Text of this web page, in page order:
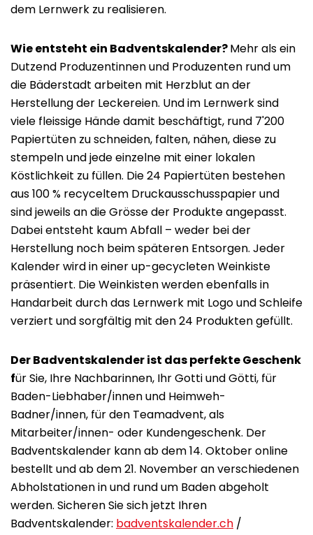
dem Lernwerk zu realisieren.
Wie entsteht ein Badventskalender?Mehr als ein
Dutzend Produzentinnen und Produzenten rund um
die Bäderstadt arbeiten mit Herzblut an der
Herstellung der Leckereien. Und im Lernwerk sind
viele fleissige Hände damit beschäftigt, rund 7'200
Papiertüten zu schneiden, falten, nähen, diese zu
stempeln und jede einzelne mit einer lokalen
Köstlichkeit zu füllen. Die 24 Papiertüten bestehen
aus 100 % recyceltem Druckausschusspapier und
sind jeweils an die Grösse der Produkte angepasst.
Dabei entsteht kaum Abfall – weder bei der
Herstellung noch beim späteren Entsorgen. Jeder
Kalender wird in einer up-gecycleten Weinkiste
präsentiert. Die Weinkisten werden ebenfalls in
Handarbeit durch das Lernwerk mit Logo und Schleife
verziert und sorgfältig mit den 24 Produkten gefüllt.
Der Badventskalender ist das perfekte Geschenk
für Sie, Ihre Nachbarinnen, Ihr Gotti und Götti, für
Baden-Liebhaber/innen und Heimweh-
Badner/innen, für den Teamadvent, als
Mitarbeiter/innen- oder Kundengeschenk. Der
Badventskalender kann ab dem 14. Oktober online
bestellt und ab dem 21. November an verschiedenen
Abholstationen in und rund um Baden abgeholt
werden. Sicheren Sie sich jetzt Ihren
Badventskalender: badventskalender.ch /